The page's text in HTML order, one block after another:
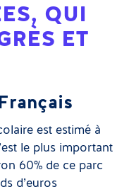
QUI
ET
est estimé à
le plus important
60% de ce parc
d’euros